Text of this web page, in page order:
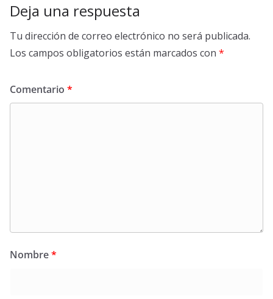
Deja una respuesta
Tu dirección de correo electrónico no será publicada.
Los campos obligatorios están marcados con *
Comentario *
Nombre*